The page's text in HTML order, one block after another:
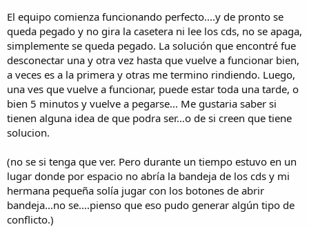
El equipo comienza funcionando perfecto....y de pronto se
queda pegado y no gira la casetera ni lee los cds, no se apaga,
simplemente se queda pegado. La solución que encontré fue
desconectar una y otra vez hasta que vuelve a funcionar bien,
a veces es a la primera y otras me termino rindiendo. Luego,
una ves que vuelve a funcionar, puede estar toda una tarde, o
bien 5 minutos y vuelve a pegarse... Me gustaria saber si
tienen alguna idea de que podra ser...o de si creen que tiene
solucion.
(no se si tenga que ver. Pero durante un tiempo estuvo en un
lugar donde por espacio no abría la bandeja de los cds y mi
hermana pequeña solía jugar con los botones de abrir
bandeja...no se....pienso que eso pudo generar algún tipo de
conflicto.)